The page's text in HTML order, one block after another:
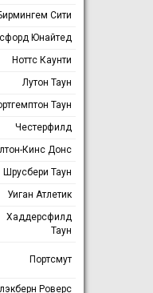
Сити
Юнайтед
Ноттс Каунти
Лутон Таун
Таун
Честерфилд
Кинс Донс
Шрусбери Таун
Уиган Атлетик
Хаддерсфилд
Таун
Портсмут
Роверс